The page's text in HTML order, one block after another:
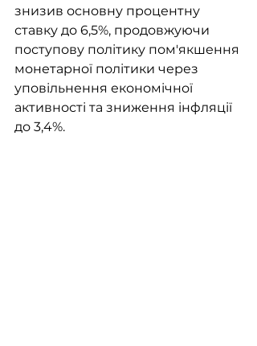
знизив основну процентну
ставку до 6,5%, продовжуючи
поступову політику пом'якшення
монетарної політики через
уповільнення економічної
активності та зниження інфляції
до 3,4%.